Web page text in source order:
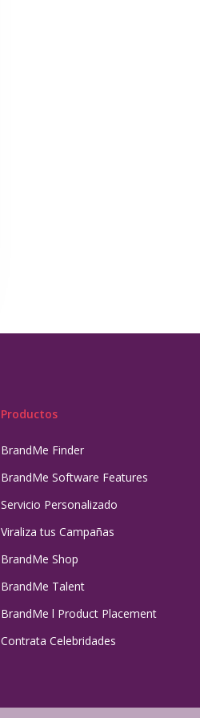
Productos
BrandMe Finder
BrandMe Software Features
Servicio Personalizado
Viraliza tus Campañas
BrandMe Shop
BrandMe Talent
BrandMe l Product Placement
Contrata Celebridades